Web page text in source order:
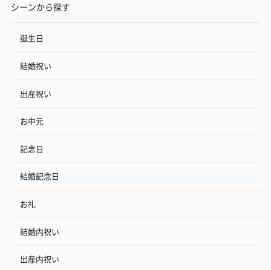
シーンから探す
誕生日
結婚祝い
出産祝い
お中元
記念日
結婚記念日
お礼
結婚内祝い
出産内祝い